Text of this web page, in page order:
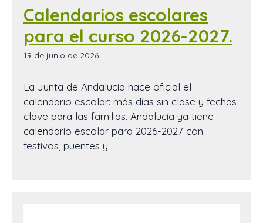
Calendarios escolares
para el curso 2026-2027.
19 de junio de 2026
La Junta de Andalucía hace oficial el
calendario escolar: más días sin clase y fechas
clave para las familias. Andalucía ya tiene
calendario escolar para 2026-2027 con
festivos, puentes y